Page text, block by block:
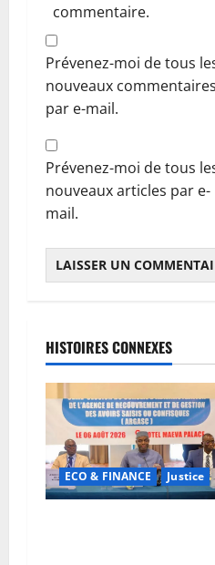
commentaire.
Prévenez-moi de tous
nouveaux commentaires
par e-mail.
Prévenez-moi de tous
nouveaux articles par e-
mail.
HISTOIRES CONNEXES
ECO & FINANCE Justice